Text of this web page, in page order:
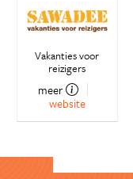
Vakanties voor
reizigers
meer
website